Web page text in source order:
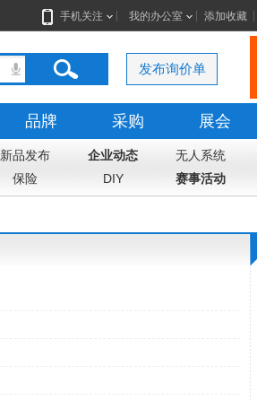
手机关注 我的办公室 添加收藏
发布询价单
品牌 采购 展会
新品发布 企业动态 无人系统
保险 DIY 赛事活动